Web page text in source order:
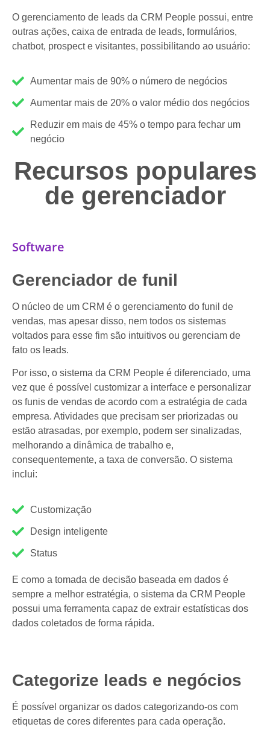
O gerenciamento de leads da CRM People possui, entre
outras ações, caixa de entrada de leads, formulários,
chatbot, prospect e visitantes, possibilitando ao usuário:
Aumentar mais de 90% o número de negócios
Aumentar mais de 20% o valor médio dos negócios
Reduzir em mais de 45% o tempo para fechar um
negócio
Recursos populares
de gerenciador
Software
Gerenciador de funil
O núcleo de um CRM é o gerenciamento do funil de
vendas, mas apesar disso, nem todos os sistemas
voltados para esse fim são intuitivos ou gerenciam de
fato os leads.
Por isso, o sistema da CRM People é diferenciado, uma
vez que é possível customizar a interface e personalizar
os funis de vendas de acordo com a estratégia de cada
empresa. Atividades que precisam ser priorizadas ou
estão atrasadas, por exemplo, podem ser sinalizadas,
melhorando a dinâmica de trabalho e,
consequentemente, a taxa de conversão. O sistema
inclui:
Customização
Design inteligente
Status
E como a tomada de decisão baseada em dados é
sempre a melhor estratégia, o sistema da CRM People
possui uma ferramenta capaz de extrair estatísticas dos
dados coletados de forma rápida.
Categorize leads e negócios
É possível organizar os dados categorizando-os com
etiquetas de cores diferentes para cada operação.